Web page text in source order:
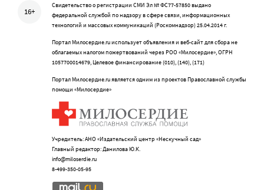
16+
Свидетельство о регистрации СМИ Эл № ФС77-57850 выдано
федеральной службой по надзору в сфере связи, информационных
технологий и массовых коммуникаций (Роскомнадзор) 25.04.2014 г.
Портал Милосердие.ru использует объявления и веб-сайт для сбора не
облагаемых налогом пожертвований через РОО «Милосердие», ОГРН
1057700014679, Целевое финансирование (010), (140), (171)
Портал Милосердие.ru является одним из проектов Православной службы
помощи «Милосердие»
Учредитель: АНО «Издательский центр «Нескучный сад»
Главный редактор: Данилова Ю.К.
info@miloserdie.ru
8-499-350-05-95